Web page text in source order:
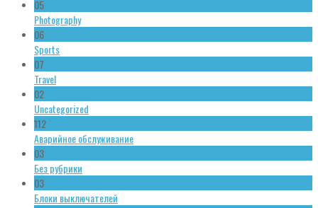
05
Photography
06
Sports
07
Travel
02
Uncategorized
112
Аварийное обслуживание
03
Без рубрики
03
Блоки выключателей